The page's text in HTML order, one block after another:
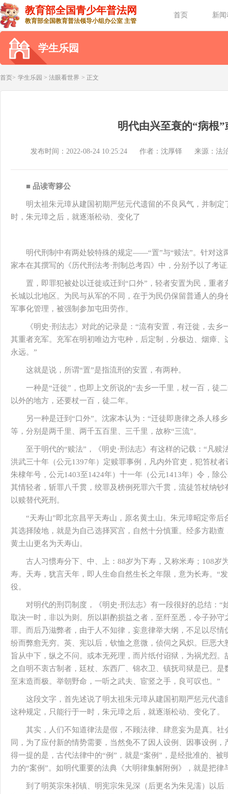
教育部全国青少年普法网
教育部全国教育普法领导小组办公室 主管
首页 新
学生乐园
首页> 学生乐园 > 法眼看世界 > 正文
明代由兴至衰的“病根
发布时间：2022-08-24 10:25:24 作者：沈厚铎 来源：法
■ 品读寄簃公
明太祖朱元璋从建国初期严惩元代遗留的不良风气，并制
时，朱元璋之后，就逐渐松动、变化了
明代刑制中有两处较特殊的规定——“置”与“赎法”。针对这
家本在其撰写的《历代刑法考·刑制总考四》中，分别予以了考
置，即罪犯被处以迁徙或迁到“口外”，轻者安置为民，重
长城以北地区。为民与从军的不同，在于为民仍保留普通人的
军事化管理，被强制参加屯田劳作。
《明史·刑法志》对此的记录是：“流有安置，有迁徙，去
其重者充军。充军在明初唯边方屯种，后定制，分极边、烟瘴
永远。”
这就是说，所谓“置”是指流刑的安置，有两种。
一种是“迁徙”，也即上文所说的“去乡一千里，杖一百，徒
以外的地方，还要杖一百，徒二年。
另一种是迁到“口外”。沈家本认为：“迁徒即唐律之杀人移
等，分别是两千里、两千五百里、三千里，故称“三流”。
至于明代的“赎法”，《明史·刑法志》有这样的记载：“凡
洪武三十年（公元1397年）定赎罪事例，凡内外官吏，犯笞杖
朱棣年号，公元1403至1424年）十一年（公元1413年）令，除
其情轻者，斩罪八千贯，绞罪及榜例死罪六千贯，流徒笞杖纳
以赎替代死刑。
“天寿山”即北京昌平天寿山，原名黄土山。朱元璋昭定帝
其选择陵地，就是为自己选择冥宫，自然十分慎重。经多方勘
黄土山更名为天寿山。
古人习惯寿分下、中、上：88岁为下寿，又称米寿；108岁
寿。天寿，犹言天年，即人生命自然生长之年限，意为长寿。“
役。
对明代的刑罚制度，《明史·刑法志》有一段很好的总结：
取决一时，非以为则。所以斟酌损益之者，至纤至悉，令子孙
罪。而后乃滋弊者，由于人不知律，妄意律举大纲，不足以尽
纷而弊愈无穷。英、宪以后，钦恤之意微，侦伺之风炽。巨恶
旨从中下，纵之不问。或本无死理，而片纸付诏狱，为祸尤烈
之自明不衷古制者，廷杖、东西厂、锦衣卫、镇抚司狱是已。
至末造而极。举朝野命，一听之武夫、宦竖之手，良可叹也。”
这段文字，首先述说了明太祖朱元璋从建国初期严惩元代
这种规定，只能行于一时，朱元璋之后，就逐渐松动、变化了。
其实，人们不知道律法是假，不顾法律、肆意妄为是真。
同，为了应付新的情势需要，当然免不了因人设例、因事设例
得一提的是，古代法律中的“例”，就是“案例”，是经批准的、
力的“案例”。如明代重要的法典《大明律集解附例》，就是把律
到了明英宗朱祁镇、明宪宗朱见深（后更名为朱见濡）以